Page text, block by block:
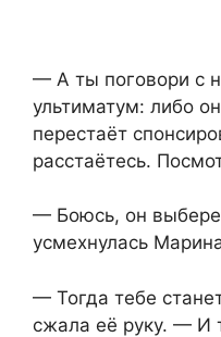
— А ты поговори с
ультиматум: либо
перестаёт
расстаётесь.
— Боюсь, он
усмехнулась
— Тогда тебе
сжала её руку. — И